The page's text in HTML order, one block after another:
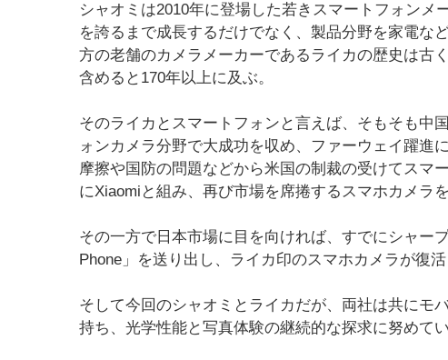
シャオミは2010年に登場した若きスマートフォンメ
を誇るまで成長するだけでなく、製品分野を家電な
方の老舗のカメラメーカーであるライカの歴史は古
含めると170年以上に及ぶ。
そのライカとスマートフォンと言えば、そもそも中
ォンカメラ分野で大成功を収め、ファーウェイ躍進
摩擦や国防の問題などから米国の制裁の受けてスマ
にXiaomiと組み、再び市場を席捲するスマホカメラ
その一方で日本市場に目を向ければ、すでにシャー
Phone」を送り出し、ライカ印のスマホカメラが復活
そして今回のシャオミとライカだが、両社は共にモ
持ち、光学性能と写真体験の継続的な探求に努めてい